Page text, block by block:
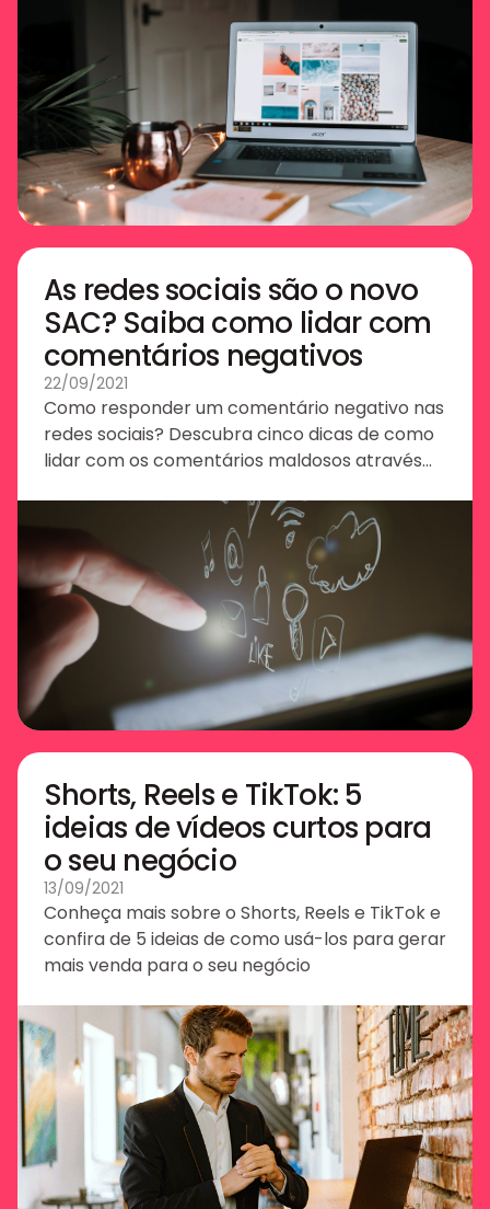
As redes sociais são o novo
SAC? Saiba como lidar com
comentários negativos
22/09/2021
Como responder um comentário negativo nas
redes sociais? Descubra cinco dicas de como
lidar com os comentários maldosos através
Shorts, Reels e TikTok: 5
ideias de vídeos curtos para
o seu negócio
13/09/2021
Conheça mais sobre o Shorts, Reels e TikTok e
confira de 5 ideias de como usá-los para gerar
mais venda para o seu negócio